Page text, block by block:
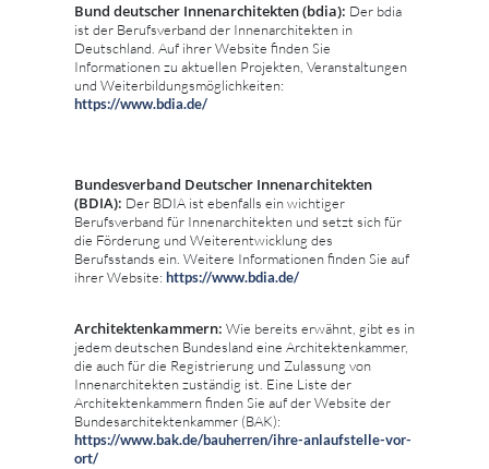
Bund deutscher Innenarchitekten (bdia): Der bdia
ist der Berufsverband der Innenarchitekten in
Deutschland. Auf ihrer Website finden Sie
Informationen zu aktuellen Projekten, Veranstaltungen
und Weiterbildungsmöglichkeiten:
https://www.bdia.de/
Bundesverband Deutscher Innenarchitekten
(BDIA): Der BDIA ist ebenfalls ein wichtiger
Berufsverband für Innenarchitekten und setzt sich für
die Förderung und Weiterentwicklung des
Berufsstands ein. Weitere Informationen finden Sie auf
ihrer Website: https://www.bdia.de/
Architektenkammern: Wie bereits erwähnt, gibt es in
jedem deutschen Bundesland eine Architektenkammer,
die auch für die Registrierung und Zulassung von
Innenarchitekten zuständig ist. Eine Liste der
Architektenkammern finden Sie auf der Website der
Bundesarchitektenkammer (BAK):
https://www.bak.de/bauherren/ihre-anlaufstelle-vor-
ort/